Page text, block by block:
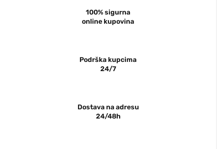
100% sigurna
online kupovina
Podrška kupcima
24/7
Dostava na adresu
24/48h